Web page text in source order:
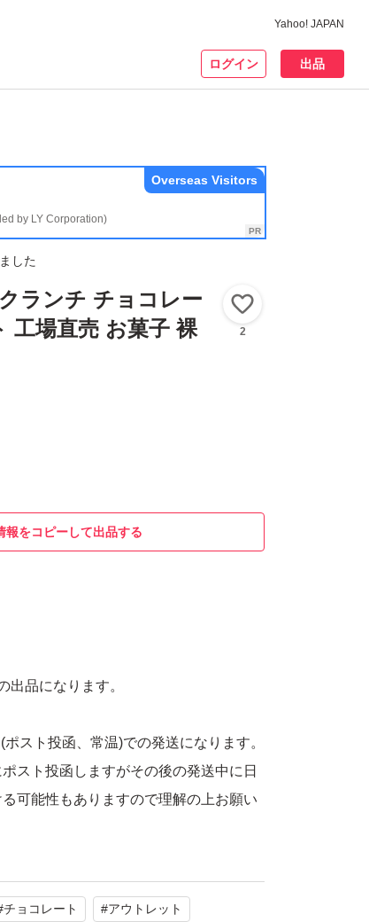
Yahoo! JAPAN
ログイン 出品
by LY Corporation)
Overseas Visitors
した
ランチ チョコレー
工場直売 お菓子 裸
2
報をコピーして出品する
出品になります。
スト投函、常温)での発送になります。
スト投函しますがその後の発送中に日
可能性もありますので理解の上お願い
材なしで専用封筒に入れる梱包になり
中にも割れ等が発生することがありま
チョコレート #アウトレット